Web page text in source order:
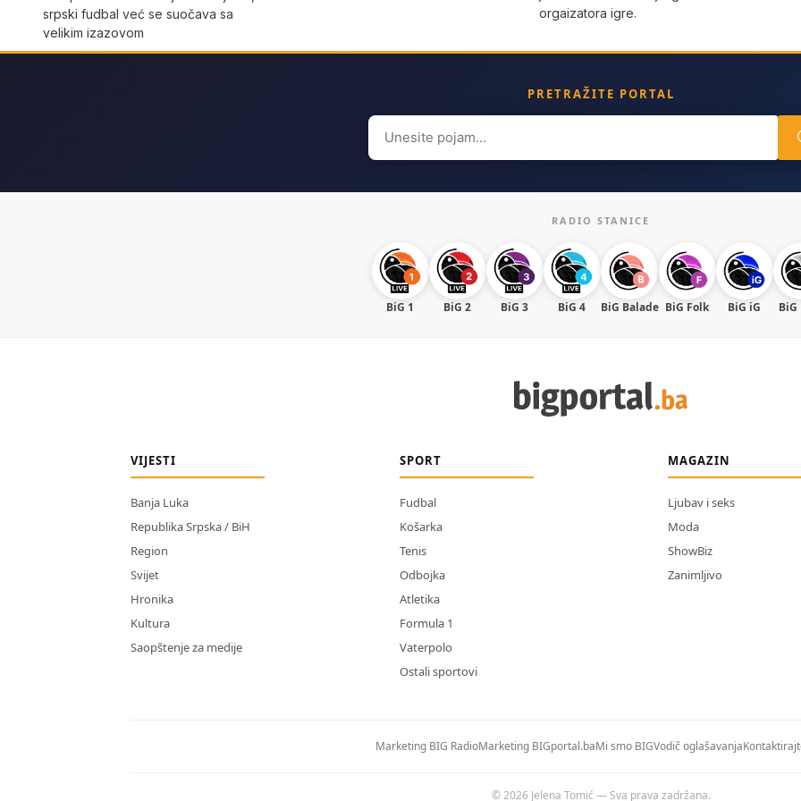
srpski fudbal već se suočava sa
velikim izazovom
orgaizatora igre.
PRETRAŽITE PORTAL
Search
for:
RADIO STANICE
BiG 1 BiG 2 BiG 3 BiG 4 BiG Balade BiG Folk BiG iG BiG
VIJESTI
Banja Luka
Republika Srpska / BiH
Region
Svijet
Hronika
Kultura
Saopštenje za medije
SPORT
Fudbal
Košarka
Tenis
Odbojka
Atletika
Formula 1
Vaterpolo
Ostali sportovi
MAGAZIN
Ljubav i seks
Moda
ShowBiz
Zanimljivo
Marketing BIG RadioMarketing BIGportal.baMi smo BIGVodič oglašavanja
© 2026 Jelena Tomić — Sva prava zadržana.